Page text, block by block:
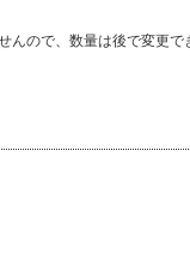
んので、数量は後で変更で